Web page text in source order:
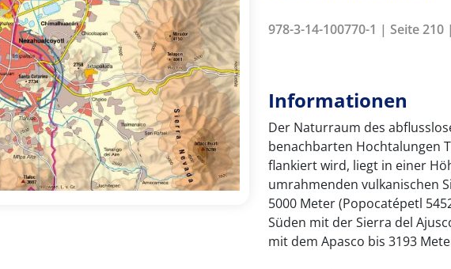
978-3-14-100770-1 | Seite
Informationen
Der Naturraum des
benachbarten Hochtalungen
flankiert wird, liegt in einer
umrahmenden vulkanischen
5000 Meter (Popocatépetl
Süden mit der Sierra del
mit dem Apasco bis 3193